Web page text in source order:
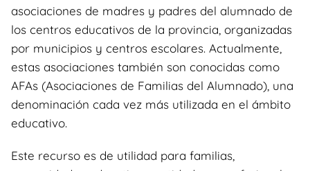
asociaciones de madres y padres del alumnado de
los centros educativos de la provincia, organizadas
por municipios y centros escolares. Actualmente,
estas asociaciones también son conocidas como
AFAs (Asociaciones de Familias del Alumnado), una
denominación cada vez más utilizada en el ámbito
educativo.
Este recurso es de utilidad para familias,